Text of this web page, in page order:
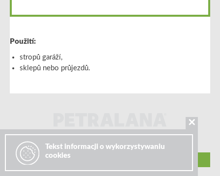
Použití:
stropů garáží,
sklepů nebo průjezdů.
Tekst informacji o wykorzystywaniu
cookies
✕